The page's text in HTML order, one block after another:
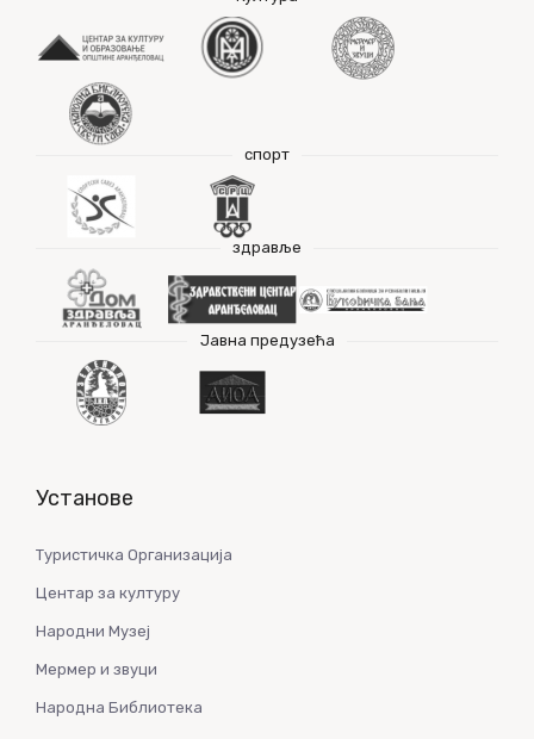
спорт
здравље
Јавна предузећа
Установе
Туристичка Организација
Центар за културу
Народни Музеј
Мермер и звуци
Народна Библиотека